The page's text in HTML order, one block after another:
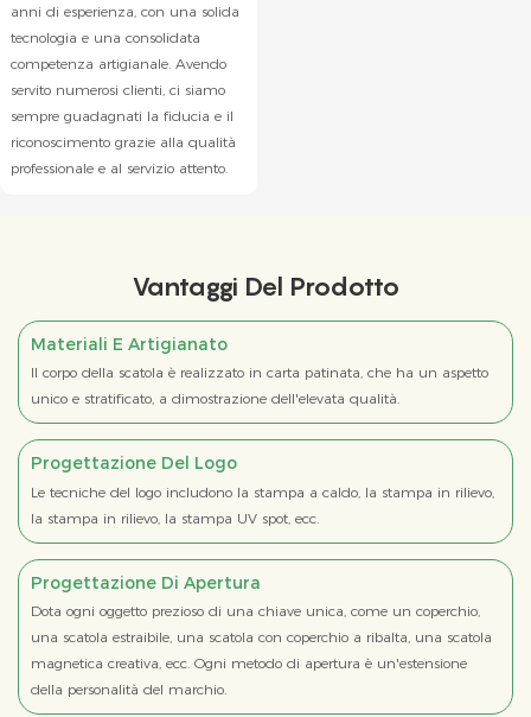
anni di esperienza, con una solida
tecnologia e una consolidata
competenza artigianale. Avendo
servito numerosi clienti, ci siamo
sempre guadagnati la fiducia e il
riconoscimento grazie alla qualità
professionale e al servizio attento.
Vantaggi Del Prodotto
Materiali E Artigianato
Il corpo della scatola è realizzato in carta patinata, che ha un aspetto
unico e stratificato, a dimostrazione dell'elevata qualità.
Progettazione Del Logo
Le tecniche del logo includono la stampa a caldo, la stampa in rilievo,
la stampa in rilievo, la stampa UV spot, ecc.
Progettazione Di Apertura
Dota ogni oggetto prezioso di una chiave unica, come un coperchio,
una scatola estraibile, una scatola con coperchio a ribalta, una scatola
magnetica creativa, ecc. Ogni metodo di apertura è un'estensione
della personalità del marchio.